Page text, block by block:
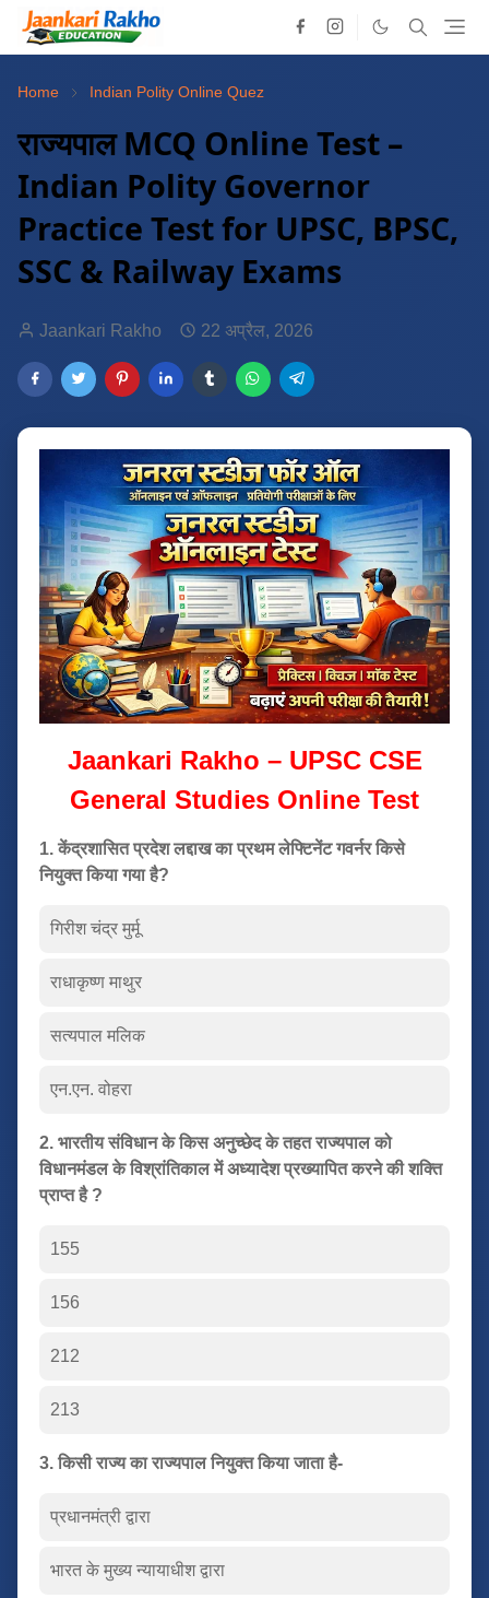
Home Indian Polity Online Quez
राज्यपाल MCQ Online Test –
Indian Polity Governor
Practice Test for UPSC, BPSC,
SSC & Railway Exams
Jaankari Rakho 22 अप्रैल, 2026
Jaankari Rakho – UPSC CSE
General Studies Online Test
1. केंद्रशासित प्रदेश लद्दाख का प्रथम लेफ्टिनेंट गवर्नर किसे
नियुक्त किया गया है?
गिरीश चंद्र मुर्मू
राधाकृष्ण माथुर
सत्यपाल मलिक
एन.एन. वोहरा
2. भारतीय संविधान के किस अनुच्छेद के तहत राज्यपाल को
विधानमंडल के विश्रांतिकाल में अध्यादेश प्रख्यापित करने की शक्ति
प्राप्त है ?
155
156
212
213
3. किसी राज्य का राज्यपाल नियुक्त किया जाता है-
प्रधानमंत्री द्वारा
भारत के मुख्य न्यायाधीश द्वारा